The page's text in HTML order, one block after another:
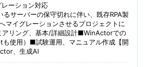
ーション対応
サーバーの保守切れに伴い、既存RPA製
イグレーションさせるプロジェクトに
リング、基本/詳細設計■WinActorでの
も使用）■試験運用、マニュアル作成【開
、生成AI